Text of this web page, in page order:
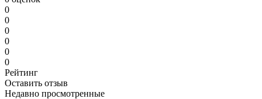
0
0
0
0
0
0
Рейтинг
Оставить отзыв
Недавно просмотренные